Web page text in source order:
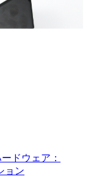
ドウェア：
ョン